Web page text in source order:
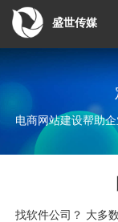
盛世传媒
电商网站建设帮助
找软件公司？ 大多